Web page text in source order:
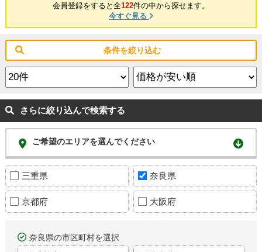
会員登録をすると全122件の中から探せます。
今すぐ見る
条件を絞り込む
さらに絞り込んで検索する
ご希望のエリアを選んでください
三重県 奈良県
京都府 大阪府
奈良県の市区町村を選択